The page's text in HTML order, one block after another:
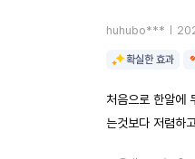
huhubo***
확실한 효과
처음으로 한알에
는것보다 저렴하